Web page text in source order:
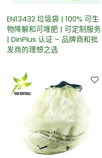
EN13432 垃圾袋 | 100% 可生
物降解和可堆肥 | 可定制服务
| DinPlus 认证 – 品牌商和批
发商的理想之选